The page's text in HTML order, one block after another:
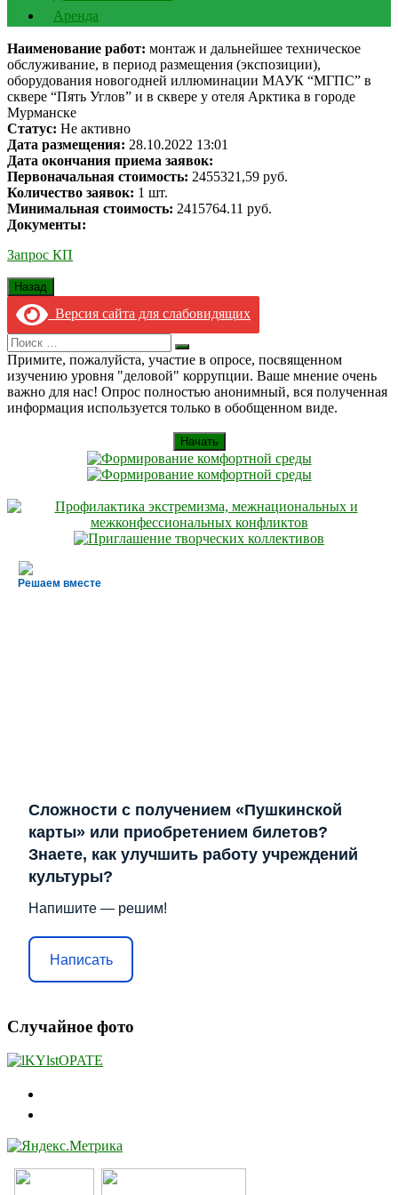
Аренда
Наименование работ: монтаж и дальнейшее техническое
обслуживание, в период размещения (экспозиции),
оборудования новогодней иллюминации МАУК “МГПС” в
сквере “Пять Углов” и в сквере у отеля Арктика в городе
Мурманске
Статус: Не активно
Дата размещения: 28.10.2022 13:01
Дата окончания приема заявок:
Первоначальная стоимость: 2455321,59 руб.
Количество заявок: 1 шт.
Минимальная стоимость: 2415764.11 руб.
Документы:
Запрос КП
Версия сайта для слабовидящих
Search
for:
Искать
Примите, пожалуйста, участие в опросе, посвященном
изучению уровня "деловой" коррупции. Ваше мнение очень
важно для нас! Опрос полностью анонимный, вся полученная
информация используется только в обобщенном виде.
Начать
Решаем вместе
Сложности с получением «Пушкинской
карты» или приобретением билетов?
Знаете, как улучшить работу учреждений
культуры?
Напишите — решим!
Написать
Случайное фото